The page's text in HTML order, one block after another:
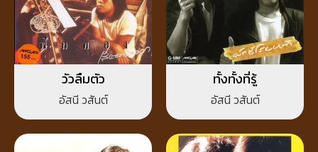
วัวลืมตัว
อัสนี วสันต์
ทั้งทั้งที่รู้
อัสนี วสันต์